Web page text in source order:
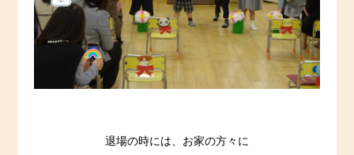
退場の時には、お家の方々に